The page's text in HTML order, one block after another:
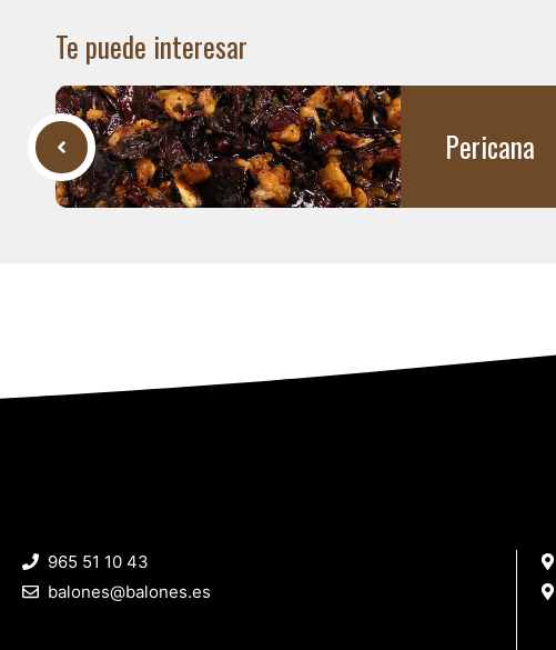
Te puede interesar
Pericana
965 51 10 43
balones@balones.es